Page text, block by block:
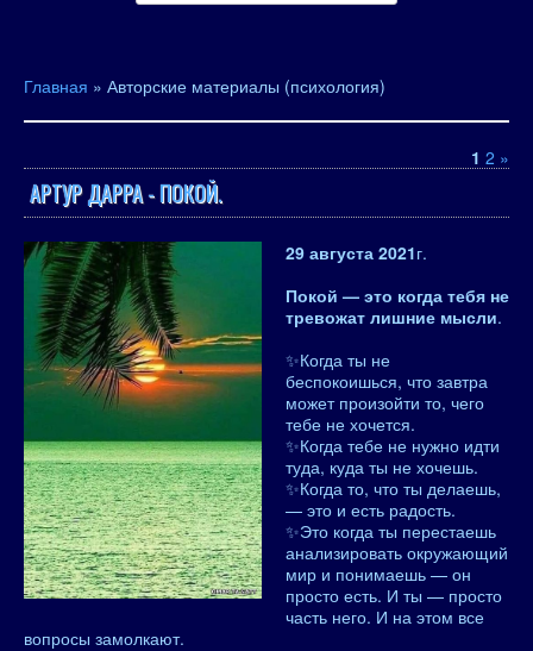
Главная » Авторские материалы (психология)
1 2 »
АРТУР ДАРРА - ПОКОЙ.
29 августа 2021г.
Покой — это когда тебя не
тревожат лишние мысли.
✨Когда ты не
беспокоишься, что завтра
может произойти то, чего
тебе не хочется.
✨Когда тебе не нужно идти
туда, куда ты не хочешь.
✨Когда то, что ты делаешь,
— это и есть радость.
✨Это когда ты перестаешь
анализировать окружающий
мир и понимаешь — он
просто есть. И ты — просто
часть него. И на этом все
вопросы замолкают.